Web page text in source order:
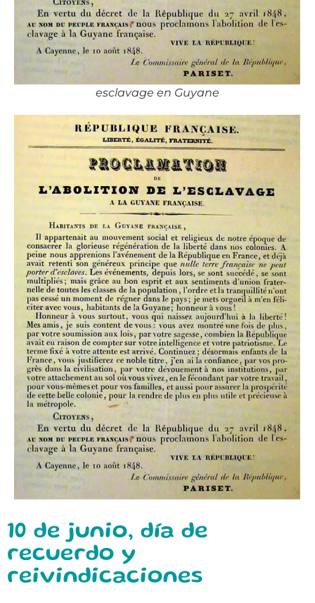
esclavage en Guyane
10 de junio, día de
recuerdo y
reivindicaciones